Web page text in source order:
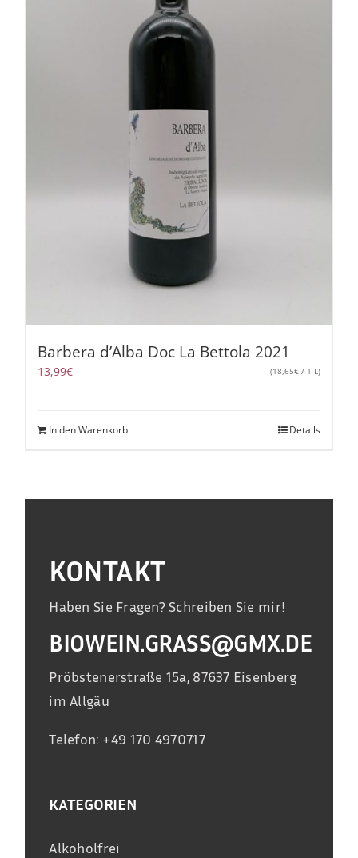
Barbera d’Alba Doc La Bettola 2021
13,99€ (18,65€/ 1 L)
In den Warenkorb Details
KONTAKT
Haben Sie Fragen? Schreiben Sie mir!
BIOWEIN.GRASS@GMX.DE
Pröbstenerstraße 15a, 87637 Eisenberg
im Allgäu
Telefon: +49 170 4970717
KATEGORIEN
Alkoholfrei